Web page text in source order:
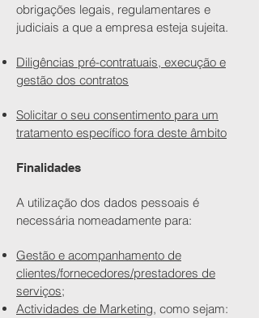
obrigações legais, regulamentares e
judiciais a que a empresa esteja sujeita.
Diligências pré-contratuais, execução e
gestão dos contratos
Solicitar o seu consentimento para um
tratamento específico fora deste âmbito
​Finalidades
A utilização dos dados pessoais é
necessária nomeadamente para:
Gestão e acompanhamento de
clientes/fornecedores/prestadores de
serviços;
Actividades de Marketing, como sejam: